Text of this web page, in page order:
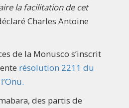
la facilitation de cet
Charles Antoine
de la Monusco s’inscrit
résolution 2211 du
des partis de